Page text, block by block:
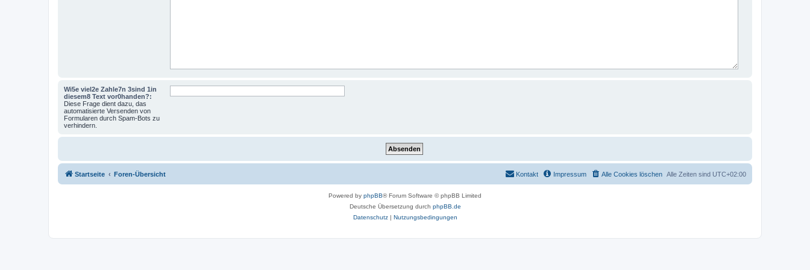
Wi5e viel2e Zahle7n 3sind 1in
diesem8 Text vor0handen?:
Diese Frage dient dazu, das
automatisierte Versenden von
Formularen durch Spam-Bots zu
verhindern.
Startseite Foren-Übersicht Alle Zeiten sind UTC+02:00
Alle Cookies löschen
Impressum
Kontakt
Powered by phpBB® Forum Software © phpBB Limited
Deutsche Übersetzung durch phpBB.de
Datenschutz| Nutzungsbedingungen